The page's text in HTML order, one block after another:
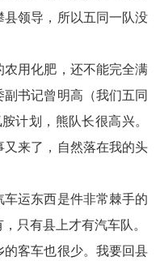
领导，所以五同一队没
用化肥，还不能完全满
书记曾明高（我们五同
计划，熊队长很高兴。
来了，自然落在我的头
运东西是件非常棘手的
只有县上才有汽车队。
客车也很少。我要回县